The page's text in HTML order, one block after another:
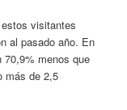
visitantes
al pasado año. En
menos que
más de 2,5